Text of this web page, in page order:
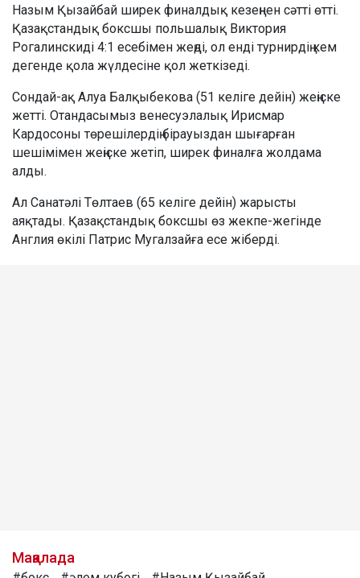
Назым Қызайбай ширек финалдық кезеңнен сәтті өтті.
Қазақстандық боксшы польшалық Виктория
Рогалинскиді 4:1 есебімен жеңді, ол енді турнирдің кем
дегенде қола жүлдесіне қол жеткізеді.
Сондай-ақ Алуа Балқыбекова (51 келіге дейін) жеңіске
жетті. Отандасымыз венесуэлалық Ирисмар
Кардосоны төрешілердің бірауыздан шығарған
шешімімен жеңіске жетіп, ширек финалға жолдама
алды.
Ал Санатәлі Төлтаев (65 келіге дейін) жарысты
аяқтады. Қазақстандық боксшы өз жекпе-жегінде
Англия өкілі Патрис Мугалзайға есе жіберді.
Мақалада